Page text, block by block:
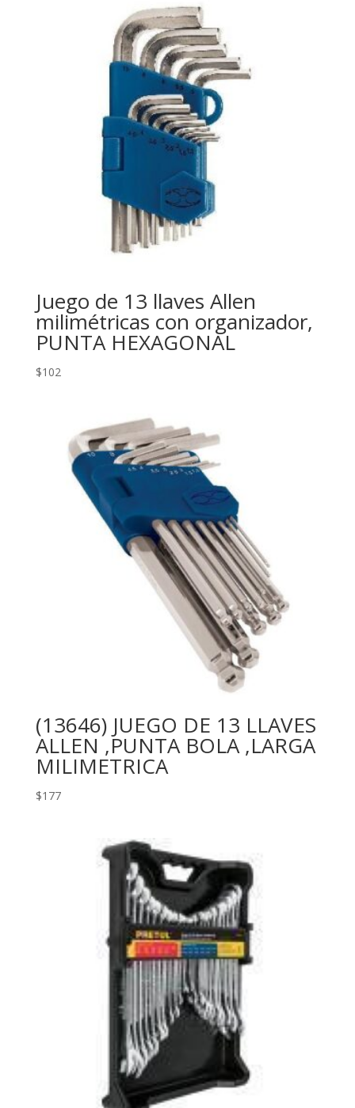
Juego de 13 llaves Allen
milimétricas con organizador,
PUNTA HEXAGONAL
$102
(13646) JUEGO DE 13 LLAVES
ALLEN ,PUNTA BOLA ,LARGA
MILIMETRICA
$177